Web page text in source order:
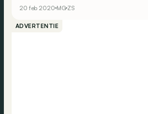
20 feb 2020 MG ZS
ADVERTENTIE